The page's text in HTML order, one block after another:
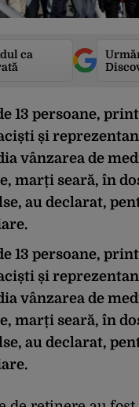
ca
13 persoane,
și
vânzarea de
marți seară, în
au declarat,
13 persoane,
și
vânzarea de
marți seară, în
au declarat,